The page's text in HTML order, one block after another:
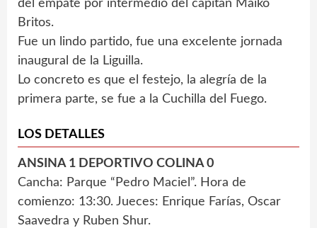
del empate por intermedio del capitán Maiko
Britos.
Fue un lindo partido, fue una excelente jornada
inaugural de la Liguilla.
Lo concreto es que el festejo, la alegría de la
primera parte, se fue a la Cuchilla del Fuego.
LOS DETALLES
ANSINA 1 DEPORTIVO COLINA 0
Cancha: Parque “Pedro Maciel”. Hora de
comienzo: 13:30. Jueces: Enrique Farías, Oscar
Saavedra y Ruben Shur.